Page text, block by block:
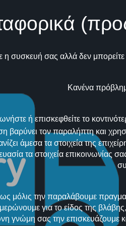
η συσκευή σας αλλά δεν
Κανένα
ή επισκεφθείτε το
βαρύνει τον παραλήπτη και
άμεσα τα στοιχεία της
τα στοιχεία επικοινωνίας
μόλις την παραλάβουμε
για το είδος της
γνώμη σας την επισκευάζουμε